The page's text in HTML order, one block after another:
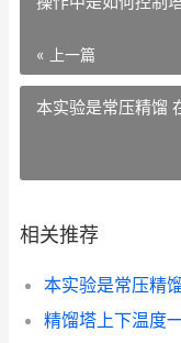
« 上一篇
本实验是常压精馏
相关推荐
本实验是常压精
精馏塔上下温度